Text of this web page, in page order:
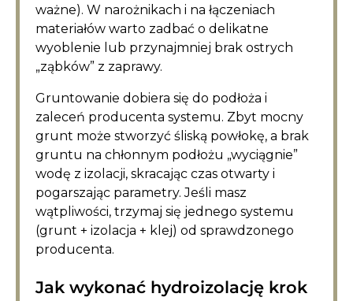
ważne). W narożnikach i na łączeniach
materiałów warto zadbać o delikatne
wyoblenie lub przynajmniej brak ostrych
„ząbków” z zaprawy.
Gruntowanie dobiera się do podłoża i
zaleceń producenta systemu. Zbyt mocny
grunt może stworzyć śliską powłokę, a brak
gruntu na chłonnym podłożu „wyciągnie”
wodę z izolacji, skracając czas otwarty i
pogarszając parametry. Jeśli masz
wątpliwości, trzymaj się jednego systemu
(grunt + izolacja + klej) od sprawdzonego
producenta.
Jak wykonać hydroizolację krok